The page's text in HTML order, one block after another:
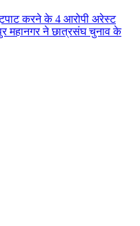
करने के 4 आरोपी अरेस्ट
महानगर ने छात्रसंघ चुनाव के